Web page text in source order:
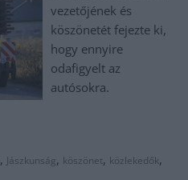
vezetőjének és
köszönetét fejezte ki,
hogy ennyire
odafigyelt az
autósokra.
, Jászkunság, köszönet, közlekedők,